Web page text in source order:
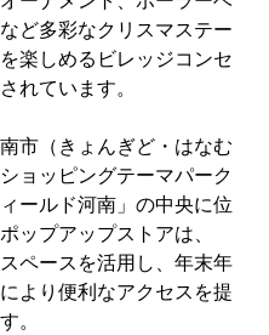
ど多彩なクリスマステー
楽しめるビレッジコンセ
れています。
市（きょんぎど・はなむ
ョッピングテーマパーク
ィールド河南」の中央に位
ップアップストアは、
ペースを活用し、年末年
より便利なアクセスを提
。